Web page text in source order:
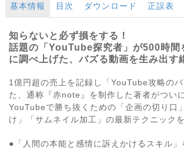
基本情報 目次 ダウンロード 正誤表
知らないと必ず損をする！
話題の「YouTube探究者」が500時間
に調べ上げた、バズる動画を生み出す
1億円超の売上を記録し「YouTube攻略の
た、通称『赤note』を制作した著者がつい
YouTubeで勝ち抜くための「企画の切り口
け」「サムネイル加工」の最新テクニック
●「人間の本能と感情に訴えかけるスキル」